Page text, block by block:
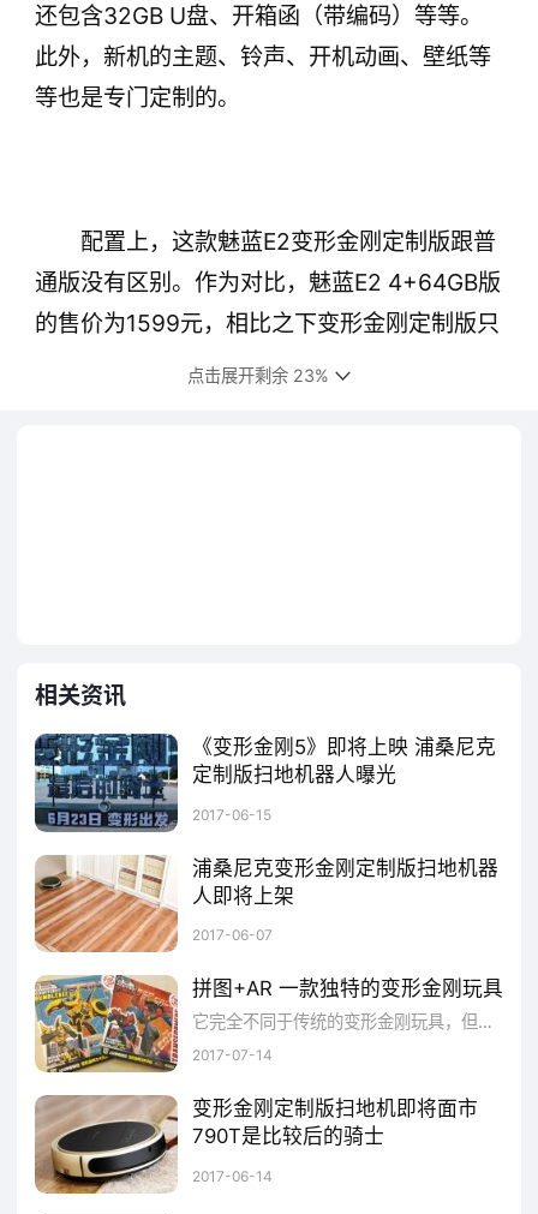
还包含32GB U盘、开箱函（带编码）等等。
此外，新机的主题、铃声、开机动画、壁纸等
等也是专门定制的。
配置上，这款魅蓝E2变形金刚定制版跟普
通版没有区别。作为对比，魅蓝E2 4+64GB版
的售价为1599元，相比之下变形金刚定制版只
点击展开剩余 23%
相关资讯
《变形金刚5》即将上映 浦桑尼克
定制版扫地机器人曝光
2017-06-15
浦桑尼克变形金刚定制版扫地机器
人即将上架
2017-06-07
拼图+AR 一款独特的变形金刚玩具
它完全不同于传统的变形金刚玩具，但又借助最火热的AR科技带来全新的互动体验，从儿童玩具延伸到动画，漫画、电影等多种商业形式，“变形金刚”早已成为影响力波及全球的超级IP。2016年10月，孩之宝宣布与央数文化合作进军AR玩具领域，授权的IP就包括了变形金刚。2017年6月，双方联合打造的AR神奇拼图-变形金刚系列在《变形金刚5》热映之际上市，成为颇为独特的一款变形金刚衍生玩具。在变
2017-07-14
变形金刚定制版扫地机即将面市
790T是比较后的骑士
2017-06-14